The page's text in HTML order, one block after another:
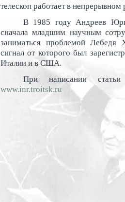
телескоп работает в
В 1985 году Андреев
сначала младшим научным
заниматься проблемой Лебедя
сигнал от которого был
Италии и в США.
При написании
www.inr.troitsk.ru